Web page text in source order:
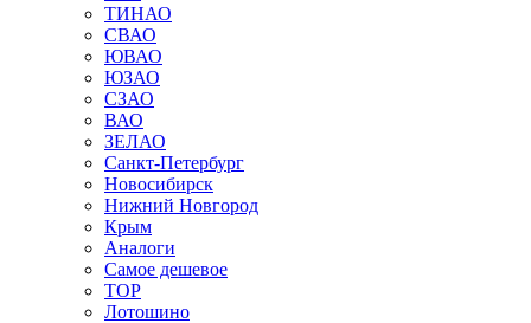
ТИНАО
СВАО
ЮВАО
ЮЗАО
СЗАО
ВАО
ЗЕЛАО
Санкт-Петербург
Новосибирск
Нижний Новгород
Крым
Аналоги
Самое дешевое
TOP
Лотошино